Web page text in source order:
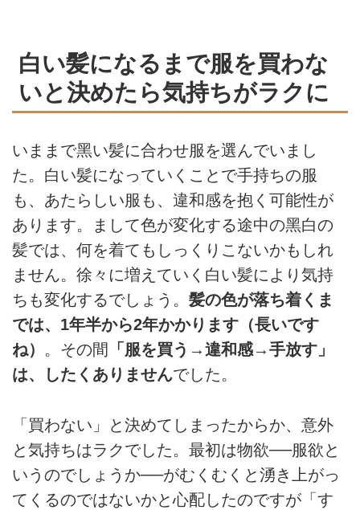
白い髪になるまで服を買わな
いと決めたら気持ちがラクに
いままで⿊い髪に合わせ服を選んでいまし
た。⽩い髪になっていくことで⼿持ちの服
も、あたらしい服も、違和感を抱く可能性が
あります。まして⾊が変化する途中の⿊⽩の
髪では、何を着てもしっくりこないかもしれ
ません。徐々に増えていく⽩い髪により気持
ちも変化するでしょう。 髪の⾊が落ち着くま
では、1年半から2年かかります（⻑いです
ね） 。その間
「服を買う→違和感→⼿放す」
は、したくありませんでした。
「買わない」と決めてしまったからか、意外
と気持ちはラクでした。最初は物欲──服欲と
いうのでしょうか──がむくむくと湧き上がっ
てくるのではないかと⼼配したのですが「す